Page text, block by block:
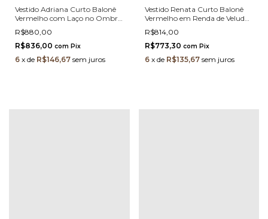
Vestido Adriana Curto Balonê
Vermelho com Laço no Ombro
– Modelagem Corset em Crepe
3280 - LP
R$880,00
R$836,00 com Pix
6 x de R$146,67 sem juros
Vestido Renata Curto Balonê
Vermelho em Renda de Veludo
– Alças Finas e Forro Nude 3278
- LP
R$814,00
R$773,30 com Pix
6 x de R$135,67 sem juros